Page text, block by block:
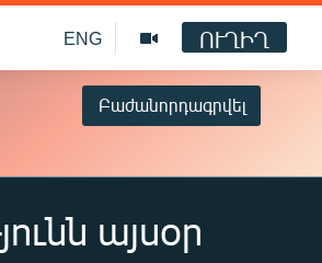
ENG ՈՒՂԻՂ
Բաժանորդագրվել
այսօր